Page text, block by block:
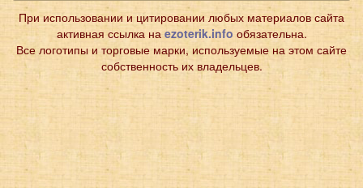
При использовании и цитировании любых материалов сайта
активная ссылка на ezoterik.info обязательна.
Все логотипы и торговые марки, используемые на этом сайте
собственность их владельцев.